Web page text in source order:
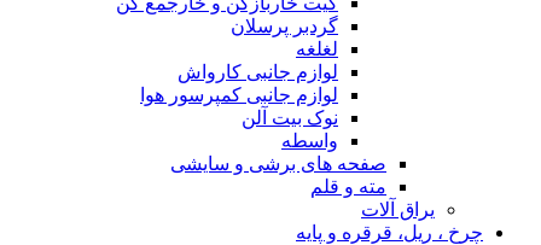
گردبر پرسلان
لغلغه
لوازم جانبی کارواش
لوازم جانبی کمپرسور هوا
نوک بیت آلن
واسطه
صفحه های برشی و سایشی
مته و قلم
یراق آلات
چرخ ، ریل، قرقره و پایه